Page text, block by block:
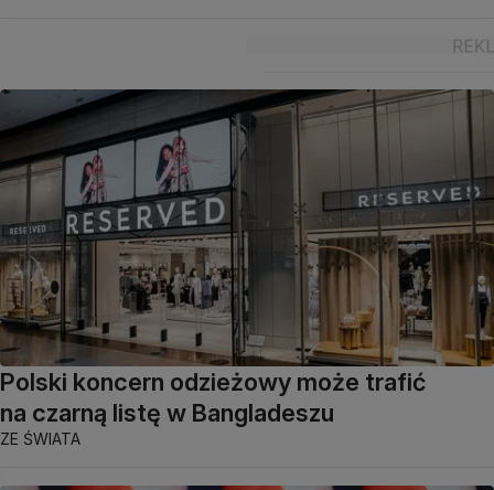
Polski koncern odzieżowy może trafić
na czarną listę w Bangladeszu
ZE ŚWIATA